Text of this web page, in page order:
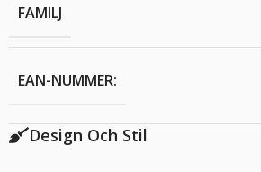
FAMILJ
EAN-NUMMER:
Design Och Stil